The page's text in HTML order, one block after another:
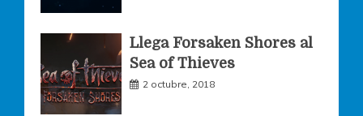
Llega Forsaken Shores al
Sea of Thieves
2 octubre, 2018